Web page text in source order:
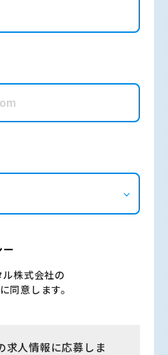
株式会社の
に同意します。
求人情報に応募しま